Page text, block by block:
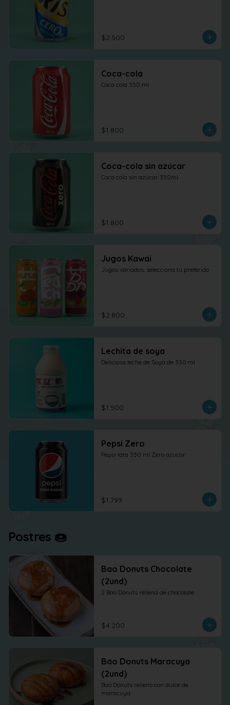
$2.500
Coca-cola
Coca cola 350 ml
$1.800
Coca-cola sin azúcar
Coca cola sin azúcar 350ml
$1.800
Jugos Kawai
Jugos variados, selecciona tu preferido
$2.800
Lechita de soya
Deliciosa leche de Soya de 330 ml
$1.500
Pepsi Zero
Pepsi lata 350 ml Zero azucar
$1.799
Postres 🍩
Bao Donuts Chocolate
(2und)
2 Bao Donuts rellena de chocolate
$4.200
Bao Donuts Maracuya
(2und)
Bao Donuts relleno con dulce de
maracuya